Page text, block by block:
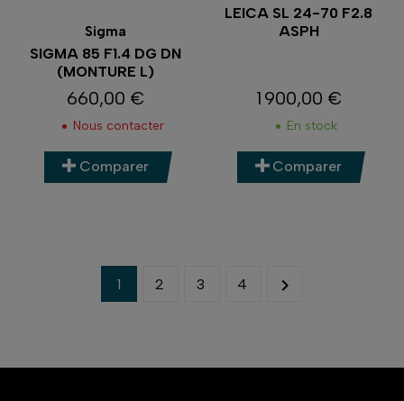
Sigma
SIGMA 85 F1.4 DG DN
(MONTURE L)
Prix
660,00 €
Nous contacter
Comparer
LEICA SL 24-70 F2.8
ASPH
Prix
1 900,00 €
En stock
Comparer
1 2 3 4 